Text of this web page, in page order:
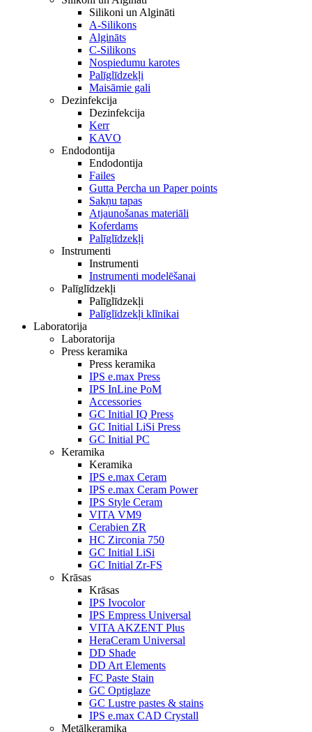
Silikoni un Algināti
A-Silikons
Algināts
C-Silikons
Nospiedumu karotes
Palīglīdzekļi
Maisāmie gali
Dezinfekcija
Dezinfekcija
Kerr
KAVO
Endodontija
Endodontija
Failes
Gutta Percha un Paper points
Sakņu tapas
Atjaunošanas materiāli
Koferdams
Palīglīdzekļi
Instrumenti
Instrumenti
Instrumenti modelēšanai
Palīglīdzekļi
Palīglīdzekļi
Palīglīdzekļi klīnikai
Laboratorija
Laboratorija
Press keramika
Press keramika
IPS e.max Press
IPS InLine PoM
Accessories
GC Initial IQ Press
GC Initial LiSi Press
GC Initial PC
Keramika
Keramika
IPS e.max Ceram
IPS e.max Ceram Power
IPS Style Ceram
VITA VM9
Cerabien ZR
HC Zirconia 750
GC Initial LiSi
GC Initial Zr-FS
Krāsas
Krāsas
IPS Ivocolor
IPS Empress Universal
VITA AKZENT Plus
HeraCeram Universal
DD Shade
DD Art Elements
FC Paste Stain
GC Optiglaze
GC Lustre pastes & stains
IPS e.max CAD Crystall
Metālkeramika